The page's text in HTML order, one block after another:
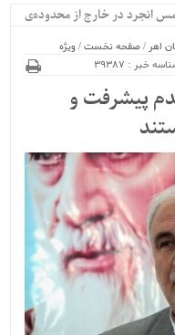
انجرد در خارج از محدوده‌ی
اهر /صفحه نخست/ ویژه
خبر : 39387
پیشرفت و